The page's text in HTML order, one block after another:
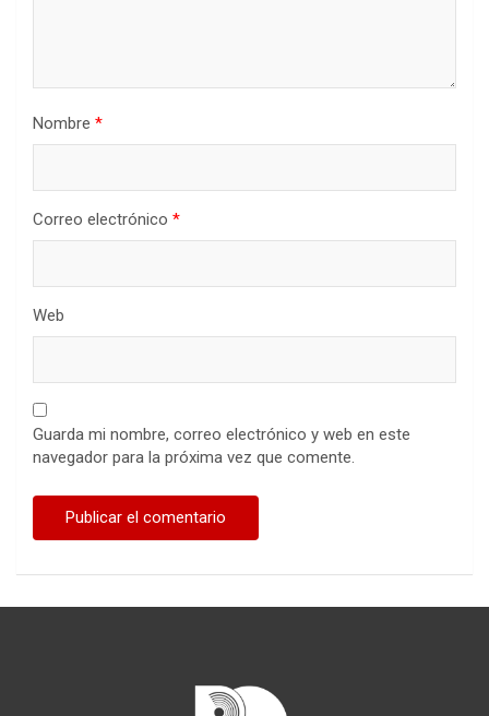
Nombre *
Correo electrónico *
Web
Guarda mi nombre, correo electrónico y web en este
navegador para la próxima vez que comente.